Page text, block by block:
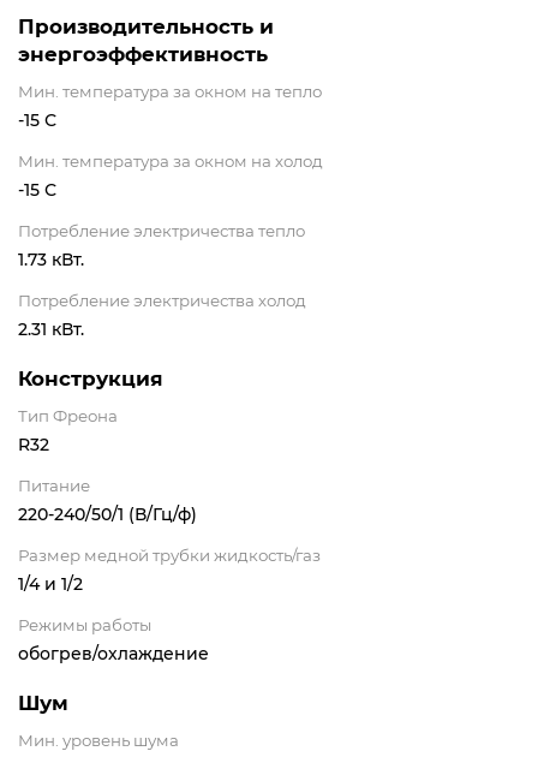
Производительность и
энергоэффективность
Мин. температура за окном на тепло
-15 С
Мин. температура за окном на холод
-15 С
Потребление электричества тепло
1.73 кВт.
Потребление электричества холод
2.31 кВт.
Конструкция
Тип Фреона
R32
Питание
220-240/50/1 (В/Гц/ф)
Размер медной трубки жидкость/газ
1/4 и 1/2
Режимы работы
обогрев/охлаждение
Шум
Мин. уровень шума